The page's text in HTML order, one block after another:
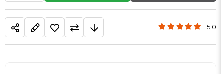
5.0